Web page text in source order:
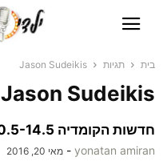
בית תגיות Jason Sudeikis
Jason Sudeikis
חדשות הקומדיה 20.5-14.5
yonatan amiran
- מאי 20, 2016